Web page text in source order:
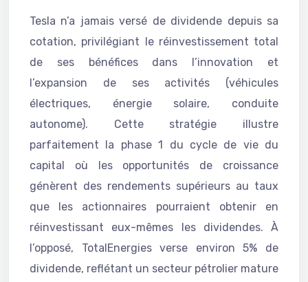
Tesla n’a jamais versé de dividende depuis sa
cotation, privilégiant le réinvestissement total
de ses bénéfices dans l’innovation et
l’expansion de ses activités (véhicules
électriques, énergie solaire, conduite
autonome). Cette stratégie illustre
parfaitement la phase 1 du cycle de vie du
capital où les opportunités de croissance
génèrent des rendements supérieurs au taux
que les actionnaires pourraient obtenir en
réinvestissant eux-mêmes les dividendes. À
l’opposé, TotalEnergies verse environ 5% de
dividende, reflétant un secteur pétrolier mature